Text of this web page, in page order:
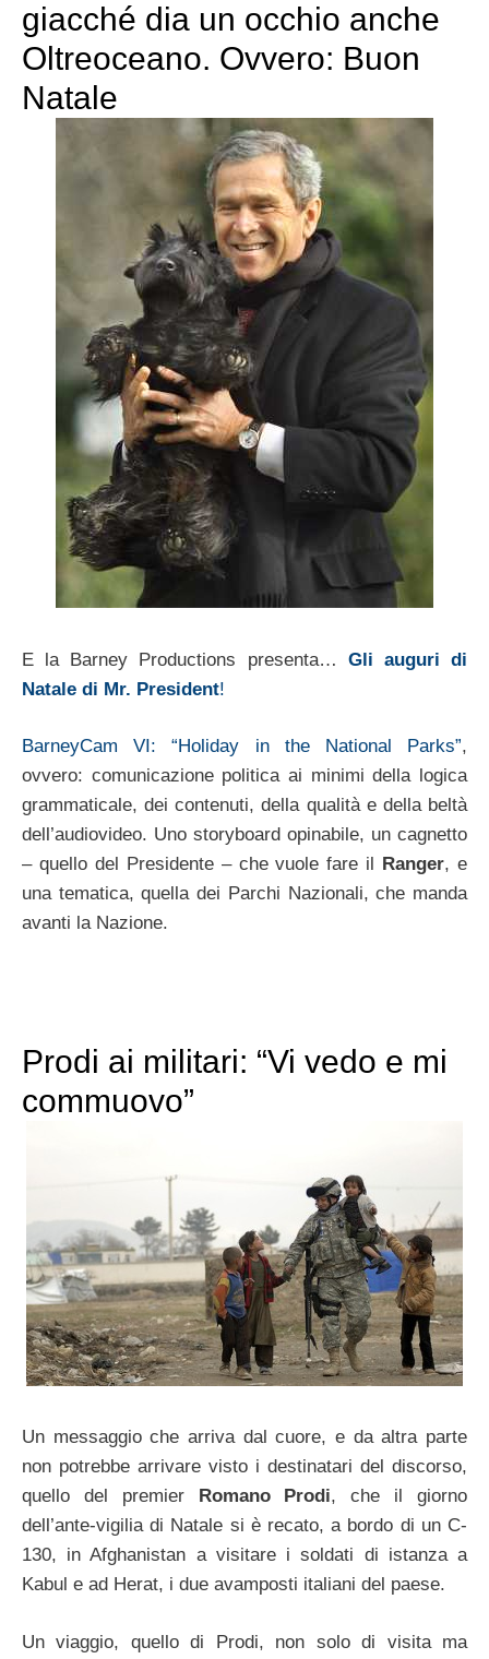
giacché dia un occhio anche
Oltreoceano. Ovvero: Buon
Natale
E la Barney Productions presenta… Gli auguri di
Natale di Mr. President!
BarneyCam VI: “Holiday in the National Parks”,
ovvero: comunicazione politica ai minimi della logica
grammaticale, dei contenuti, della qualità e della beltà
dell’audiovideo. Uno storyboard opinabile, un cagnetto
– quello del Presidente – che vuole fare il
Ranger, e
una tematica, quella dei Parchi Nazionali, che manda
avanti la Nazione.
Prodi ai militari: “Vi vedo e mi
commuovo”
Un messaggio che arriva dal cuore, e da altra parte
non potrebbe arrivare visto i destinatari del discorso,
quello del premier
Romano Prodi, che il giorno
dell’ante-vigilia di Natale si è recato, a bordo di un C-
130, in Afghanistan a visitare i soldati di istanza a
Kabul e ad Herat, i due avamposti italiani del paese.
Un viaggio, quello di Prodi, non solo di visita ma